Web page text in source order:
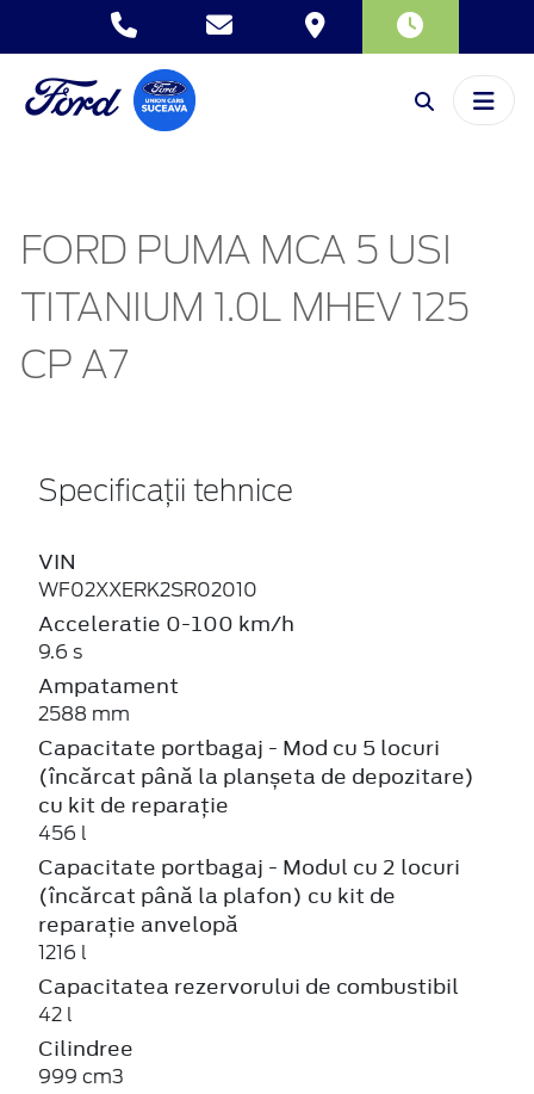
FORD PUMA MCA 5 USI
TITANIUM 1.0L MHEV 125
CP A7
Specificații tehnice
VIN
WF02XXERK2SR02010
Acceleratie 0-100 km/h
9.6 s
Ampatament
2588 mm
Capacitate portbagaj - Mod cu 5 locuri
(încărcat până la planșeta de depozitare)
cu kit de reparație
456 l
Capacitate portbagaj - Modul cu 2 locuri
(încărcat până la plafon) cu kit de
reparație anvelopă
1216 l
Capacitatea rezervorului de combustibil
42 l
Cilindree
999 cm3